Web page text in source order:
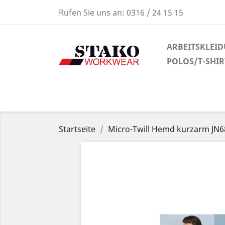
Rufen Sie uns an: 0316 / 24 15 15
POLOS/T-
Startseite Micro-Twill Hemd kurzarm